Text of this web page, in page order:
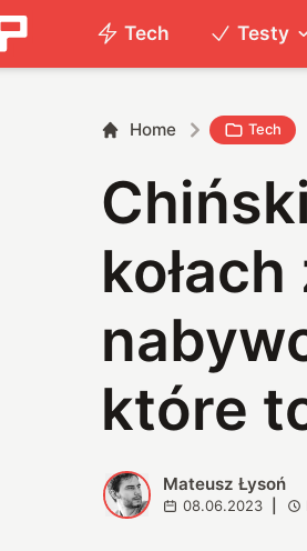
Tech Testy
Home Tech
które
M Mateusz Łysoń
08.06.2023